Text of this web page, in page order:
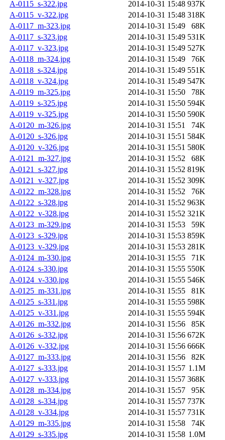
A-0115_s-322.jpg 2014-10-31 15:48 937K
A-0115_v-322.jpg
2014-10-31 15:48 318K
A-0117_m-323.jpg
2014-10-31 15:49
68K
A-0117_s-323.jpg
2014-10-31 15:49 531K
A-0117_v-323.jpg
2014-10-31 15:49 527K
A-0118_m-324.jpg
2014-10-31 15:49
76K
A-0118_s-324.jpg
2014-10-31 15:49 551K
A-0118_v-324.jpg
2014-10-31 15:49 547K
A-0119_m-325.jpg
2014-10-31 15:50
78K
A-0119_s-325.jpg
2014-10-31 15:50 594K
A-0119_v-325.jpg
2014-10-31 15:50 590K
A-0120_m-326.jpg
2014-10-31 15:51
74K
A-0120_s-326.jpg
2014-10-31 15:51 584K
A-0120_v-326.jpg
2014-10-31 15:51 580K
A-0121_m-327.jpg
2014-10-31 15:52
68K
A-0121_s-327.jpg
2014-10-31 15:52 819K
A-0121_v-327.jpg
2014-10-31 15:52 309K
A-0122_m-328.jpg
2014-10-31 15:52
76K
A-0122_s-328.jpg
2014-10-31 15:52 963K
A-0122_v-328.jpg
2014-10-31 15:52 321K
A-0123_m-329.jpg
2014-10-31 15:53
59K
A-0123_s-329.jpg
2014-10-31 15:53 859K
A-0123_v-329.jpg
2014-10-31 15:53 281K
A-0124_m-330.jpg
2014-10-31 15:55
71K
A-0124_s-330.jpg
2014-10-31 15:55 550K
A-0124_v-330.jpg
2014-10-31 15:55 546K
A-0125_m-331.jpg
2014-10-31 15:55
81K
A-0125_s-331.jpg
2014-10-31 15:55 598K
A-0125_v-331.jpg
2014-10-31 15:55 594K
A-0126_m-332.jpg
2014-10-31 15:56
85K
A-0126_s-332.jpg
2014-10-31 15:56 672K
A-0126_v-332.jpg
2014-10-31 15:56 666K
A-0127_m-333.jpg
2014-10-31 15:56
82K
A-0127_s-333.jpg
2014-10-31 15:57 1.1M
A-0127_v-333.jpg
2014-10-31 15:57 368K
A-0128_m-334.jpg
2014-10-31 15:57
95K
A-0128_s-334.jpg
2014-10-31 15:57 737K
A-0128_v-334.jpg
2014-10-31 15:57 731K
A-0129_m-335.jpg
2014-10-31 15:58
74K
A-0129_s-335.jpg
2014-10-31 15:58 1.0M